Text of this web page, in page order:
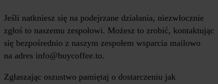
Jeśli natkniesz się na podejrzane działania, niezwłocznie
zgłoś to naszemu zespołowi. Możesz to zrobić, kontaktując
się bezpośrednio z naszym zespołem wsparcia mailowo
na adres info@buycoffee.to.
Zgłaszając oszustwo pamiętaj o dostarczeniu jak